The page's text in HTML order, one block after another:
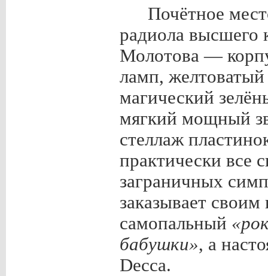
Почётное
радиола высшего
Молотова —
ламп,
магический
мягкий мощный
стеллаж
практически все
заграничных
заказывает
самопальный
бабушки», а
Decca.